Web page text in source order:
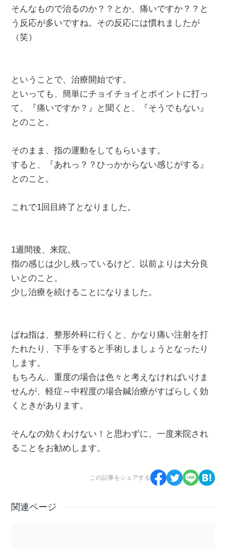
そんなもので治るのか？？とか、痛いですか？？と
う反応が多いですね。その反応には慣れましたが
（笑）
ということで、治療開始です。
といっても、簡単にチョイチョイとポイントに打っ
て、『痛いですか？』と聞くと、『そうでもない』
とのこと。
そのまま、指の運動をしてもらいます。
すると、『あれっ？？ひっかからない感じがする』
とのこと。
これで1回目終了となりました。
1週間後、来院。
指の感じは少し残っているけど、以前よりは大分良
いとのこと。
少し治療を続けることになりました。
ばね指は、整形外科に行くと、かなり痛い注射を打
たれたり、下手をすると手術しましょうとなったり
します。
もちろん、重度の場合は色々と考えなければいけま
せんが、軽症～中程度の場合鍼治療がすばらしく効
くときがあります。
そんなの効くわけない！と思わずに、一度来院され
ることをお勧めします。
この記事をシェアする
関連ページ